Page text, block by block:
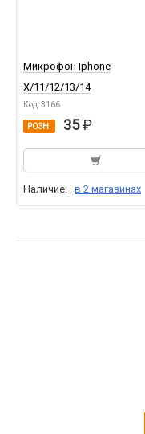
Микрофон Iphone
X/11/12/13/14
Код: 3166
РОЗН. 35
Наличие: в 2 магазинах